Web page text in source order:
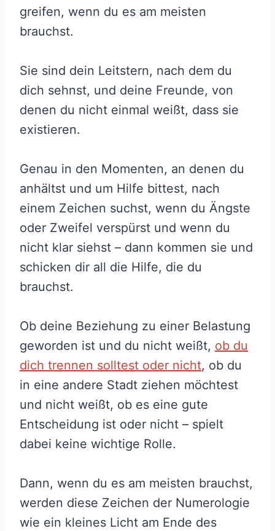
greifen, wenn du es am meisten
brauchst.
Sie sind dein Leitstern, nach dem du
dich sehnst, und deine Freunde, von
denen du nicht einmal weißt, dass sie
existieren.
Genau in den Momenten, an denen du
anhältst und um Hilfe bittest, nach
einem Zeichen suchst, wenn du Ängste
oder Zweifel verspürst und wenn du
nicht klar siehst – dann kommen sie und
schicken dir all die Hilfe, die du
brauchst.
Ob deine Beziehung zu einer Belastung
geworden ist und du nicht weißt, ob du
dich trennen solltest oder nicht, ob du
in eine andere Stadt ziehen möchtest
und nicht weißt, ob es eine gute
Entscheidung ist oder nicht – spielt
dabei keine wichtige Rolle.
Dann, wenn du es am meisten brauchst,
werden diese Zeichen der Numerologie
wie ein kleines Licht am Ende des